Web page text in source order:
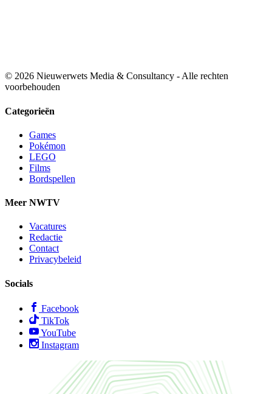
© 2026 Nieuwerwets Media & Consultancy - Alle rechten
voorbehouden
Categorieën
Games
Pokémon
LEGO
Films
Bordspellen
Meer NWTV
Vacatures
Redactie
Contact
Privacybeleid
Socials
Facebook
TikTok
YouTube
Instagram